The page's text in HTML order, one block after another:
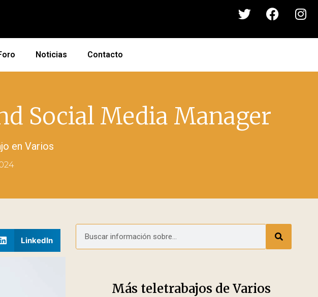
Noticias Contacto
Social Media Manager
en Varios
LinkedIn
Más teletrabajos deVarios